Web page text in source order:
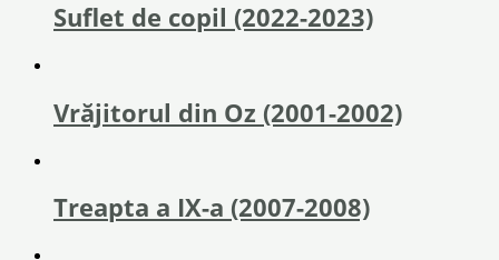
Suflet de copil (2022-2023)
Vrăjitorul din Oz (2001-2002)
Treapta a IX-a (2007-2008)